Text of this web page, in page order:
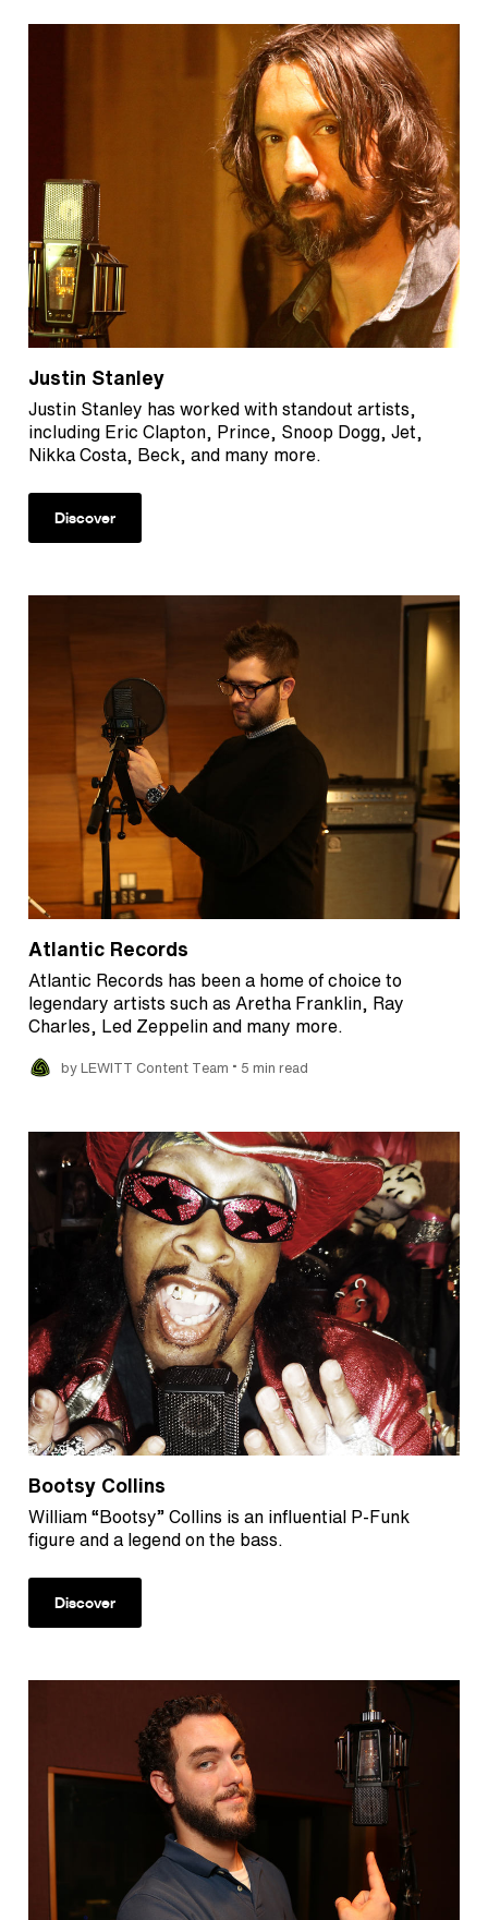
Justin Stanley
Justin Stanley has worked with standout artists,
including Eric Clapton, Prince, Snoop Dogg, Jet,
Nikka Costa, Beck, and many more.
Discover
Atlantic Records
Atlantic Records has been a home of choice to
legendary artists such as Aretha Franklin, Ray
Charles, Led Zeppelin and many more.
by LEWITT Content Team • 5 min read
Bootsy Collins
William “Bootsy” Collins is an influential P-Funk
figure and a legend on the bass.
Discover